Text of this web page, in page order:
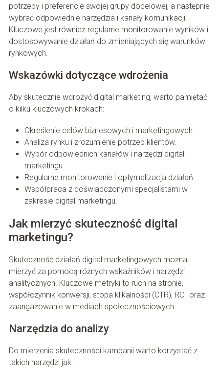
potrzeby i preferencje swojej grupy docelowej, a następnie
wybrać odpowiednie narzędzia i kanały komunikacji.
Kluczowe jest również regularne monitorowanie wyników i
dostosowywanie działań do zmieniających się warunków
rynkowych.
Wskazówki dotyczące wdrożenia
Aby skutecznie wdrożyć digital marketing, warto pamiętać
o kilku kluczowych krokach:
Określenie celów biznesowych i marketingowych.
Analiza rynku i zrozumienie potrzeb klientów.
Wybór odpowiednich kanałów i narzędzi digital
marketingu.
Regularne monitorowanie i optymalizacja działań.
Współpraca z doświadczonymi specjalistami w
zakresie digital marketingu.
Jak mierzyć skuteczność digital
marketingu?
Skuteczność działań digital marketingowych można
mierzyć za pomocą różnych wskaźników i narzędzi
analitycznych. Kluczowe metryki to ruch na stronie,
współczynnik konwersji, stopa klikalności (CTR), ROI oraz
zaangażowanie w mediach społecznościowych.
Narzędzia do analizy
Do mierzenia skuteczności kampanii warto korzystać z
takich narzędzi jak: